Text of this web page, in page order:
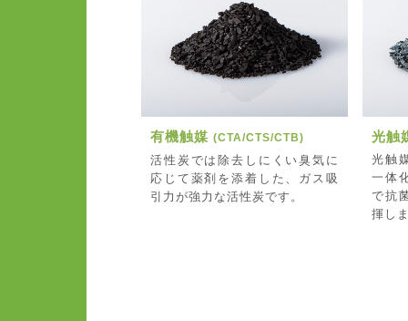
有機触媒 (CTA/CTS/CTB)
活性炭では除去しにくい臭気に
応じて薬剤を添着した、ガス吸
引力が強力な活性炭です。
光触
光触
一体
で抗
揮し